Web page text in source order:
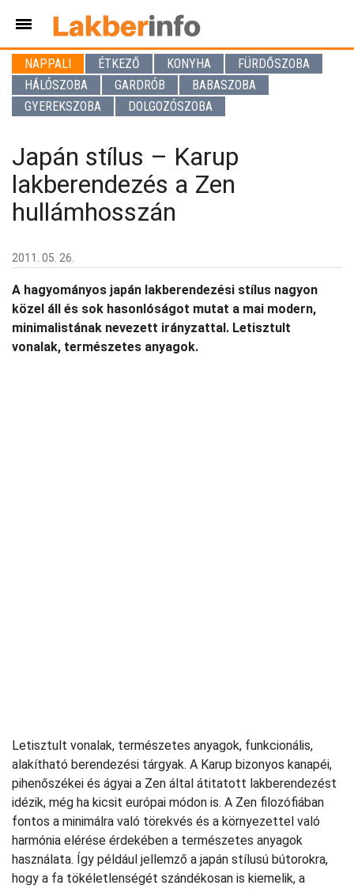
NAPPALI ÉTKEZŐ KONYHA
FÜRDŐSZOBA
HÁLÓSZOBA
GARDRÓB
BABASZOBA
GYEREKSZOBA
DOLGOZÓSZOBA
Japán stílus – Karup
lakberendezés a Zen
hullámhosszán
2011. 05. 26.
A hagyományos japán lakberendezési stílus nagyon
közel áll és sok hasonlóságot mutat a mai modern,
minimalistának nevezett irányzattal. Letisztult
vonalak, természetes anyagok.
Letisztult vonalak, természetes anyagok, funkcionális,
alakítható berendezési tárgyak. A Karup bizonyos kanapéi,
pihenőszékei és ágyai a Zen által átitatott lakberendezést
idézik, még ha kicsit európai módon is. A Zen filozófiában
fontos a minimálra való törekvés és a környezettel való
harmónia elérése érdekében a természetes anyagok
használata. Így például jellemző a japán stílusú bútorokra,
hogy a fa tökéletlenségét szándékosan is kiemelik, a